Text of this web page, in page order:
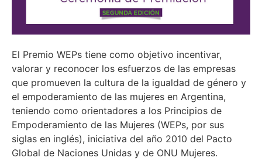
El Premio WEPs tiene como objetivo incentivar,
valorar y reconocer los esfuerzos de las empresas
que promueven la cultura de la igualdad de género y
el empoderamiento de las mujeres en Argentina,
teniendo como orientadores a los Principios de
Empoderamiento de las Mujeres (WEPs, por sus
siglas en inglés), iniciativa del año 2010 del Pacto
Global de Naciones Unidas y de ONU Mujeres.